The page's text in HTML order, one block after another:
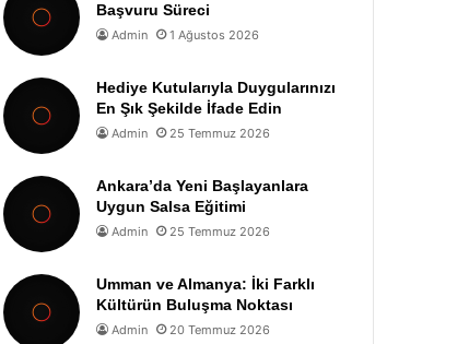
Başvuru Süreci
Admin 1 Ağustos 2026
Hediye Kutularıyla Duygularınızı
En Şık Şekilde İfade Edin
Admin 25 Temmuz 2026
Ankara’da Yeni Başlayanlara
Uygun Salsa Eğitimi
Admin 25 Temmuz 2026
Umman ve Almanya: İki Farklı
Kültürün Buluşma Noktası
Admin 20 Temmuz 2026